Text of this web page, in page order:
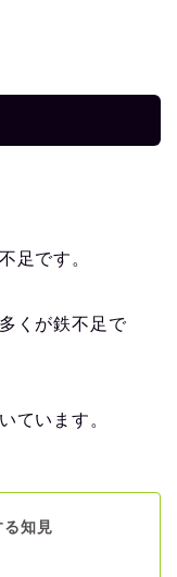
足です。
くが鉄不足で
ています。
る知見